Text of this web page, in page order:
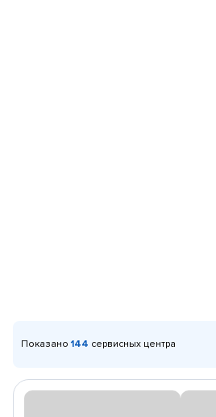
Показано 144 сервисных центра